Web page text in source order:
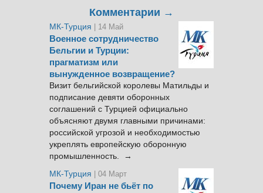
Комментарии →
МК-Турция | 14 Май
Военное сотрудничество
Бельгии и Турции:
прагматизм или
вынужденное возвращение?
Визит бельгийской королевы Матильды и
подписание девяти оборонных
соглашений с Турцией официально
объясняют двумя главными причинами:
российской угрозой и необходимостью
укреплять европейскую оборонную
промышленность. →
МК-Турция
| 04 Март
Почему Иран не бьёт по